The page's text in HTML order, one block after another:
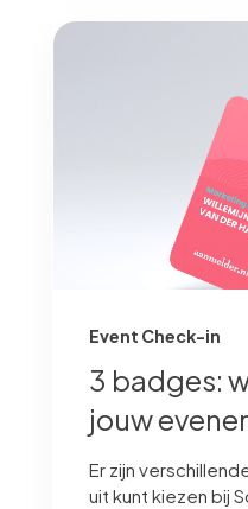
Event Check-in
3 badges:
jouw
Er zijn
uit kunt kiezen bij